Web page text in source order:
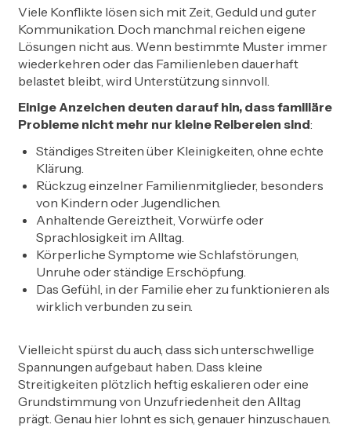
Viele Konflikte lösen sich mit Zeit, Geduld und guter
Kommunikation. Doch manchmal reichen eigene
Lösungen nicht aus. Wenn bestimmte Muster immer
wiederkehren oder das Familienleben dauerhaft
belastet bleibt, wird Unterstützung sinnvoll.
Einige Anzeichen deuten darauf hin, dass familiäre
Probleme nicht mehr nur kleine Reibereien sind:
Ständiges Streiten über Kleinigkeiten, ohne echte
Klärung.
Rückzug einzelner Familienmitglieder, besonders
von Kindern oder Jugendlichen.
Anhaltende Gereiztheit, Vorwürfe oder
Sprachlosigkeit im Alltag.
Körperliche Symptome wie Schlafstörungen,
Unruhe oder ständige Erschöpfung.
Das Gefühl, in der Familie eher zu funktionieren als
wirklich verbunden zu sein.
Vielleicht spürst du auch, dass sich unterschwellige
Spannungen aufgebaut haben. Dass kleine
Streitigkeiten plötzlich heftig eskalieren oder eine
Grundstimmung von Unzufriedenheit den Alltag
prägt. Genau hier lohnt es sich, genauer hinzuschauen.